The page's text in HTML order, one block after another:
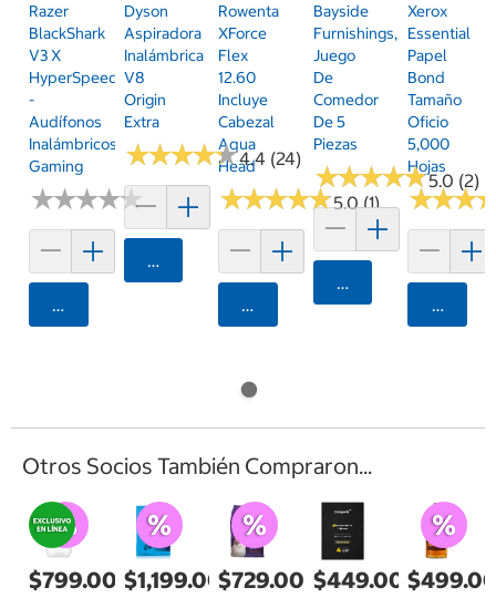
Razer
BlackShark
V3 X
HyperSpeed
-
Audífonos
Inalámbricos
Gaming
★★★★★
★★★★★
Agregar
Dyson
Aspiradora
Inalámbrica
V8
Origin
Extra
★★★★★
★★★★★4.4 (24)
Agregar
Rowenta
XForce
Flex
12.60
Incluye
Cabezal
Aqua
Head
★★★★★
★★★★★5.0 (1)
Agregar
Bayside
Furnishings,
Juego
De
Comedor
De 5
Piezas
★★★★★
★★★★★5.0 (2)
Agregar
Xerox
Essential
Papel
Bond
Tamaño
Oficio
5,000
Hojas
★★★
★★★
Otros Socios También Compraron...
$799.00 $1,199.00$729.00 $449.00